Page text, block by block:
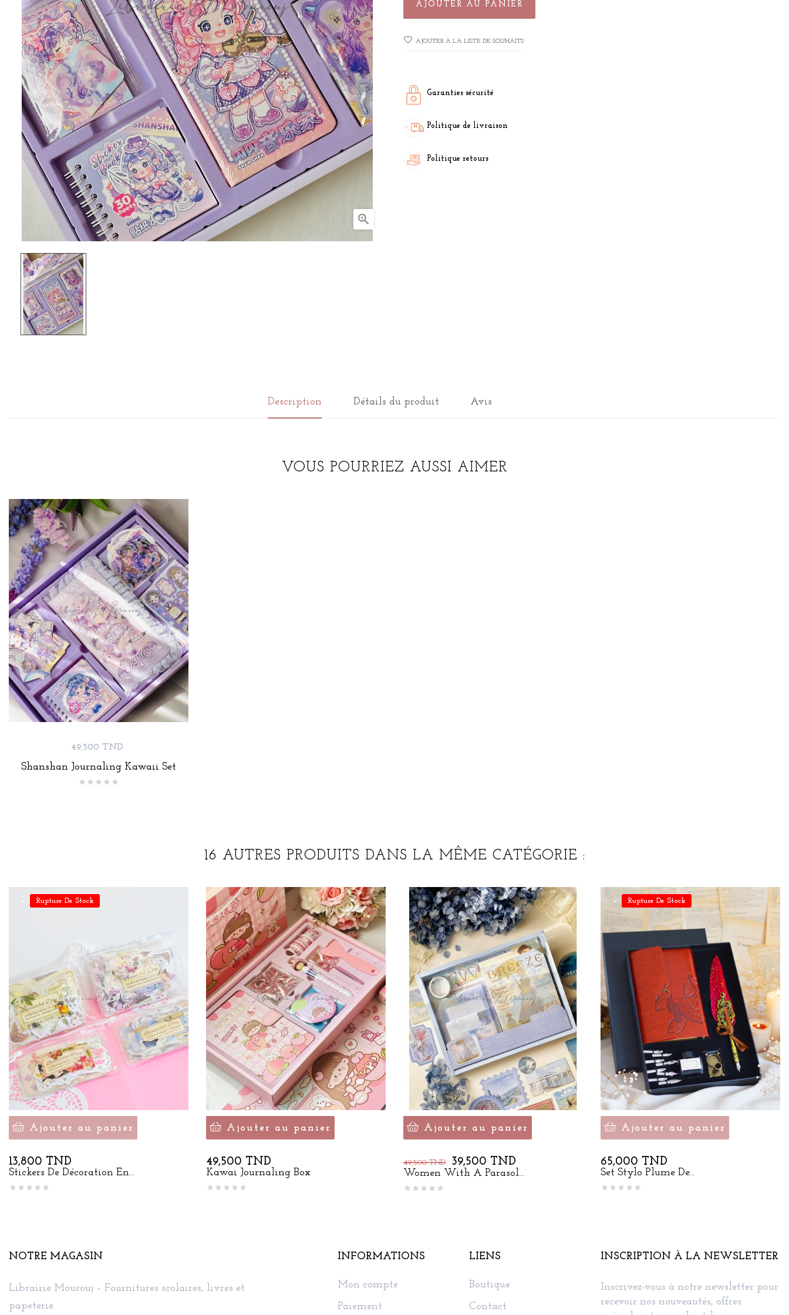

AJOUTER AU PANIER
AJOUTER À LA LISTE DE SOUHAITS
Garanties sécurité
Politique de livraison
Politique retours
Description Détails du produit Avis
VOUS POURRIEZ AUSSI AIMER
Prix
49,500 TND
Shanshan Journaling Kawaii Set
16 AUTRES PRODUITS DANS LA MÊME CATÉGORIE :
Rupture De Stock
Ajouter au panier
Prix
13,800 TND
Stickers De Décoration En...
Ajouter au panier
Prix
49,500 TND
Kawai Journaling Box
Ajouter au panier
Prix
de
49,500 TND Prix
39,500 TND
Women With A Parasol...
Rupture De Stock
Ajouter au panier
Prix
65,000 TND
Set Stylo Plume De...
NOTRE MAGASIN
Librairie Mourouj – Fournitures scolaires, livres et
papeterie.
INFORMATIONS
Mon compte
Paiement
LIENS
Boutique
Contact
INSCRIPTION À LA NEWSLETTER
Inscrivez-vous à notre newsletter pour
recevoir nos nouveautés, offres